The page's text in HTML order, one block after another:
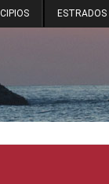
ESTRADOS